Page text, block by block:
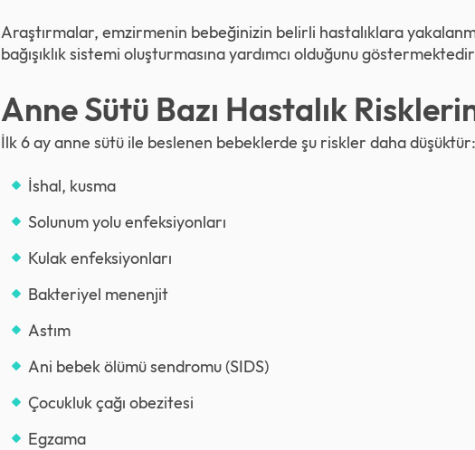
Araştırmalar, emzirmenin bebeğinizin belirli hastalıklara
bağışıklık sistemi oluşturmasına yardımcı olduğunu
Anne Sütü Bazı Hastalık
İlk 6 ay anne sütü ile beslenen bebeklerde şu riskler daha düşüktür:
İshal, kusma
Solunum yolu enfeksiyonları
Kulak enfeksiyonları
Bakteriyel menenjit
Astım
Ani bebek ölümü sendromu (SIDS)
Çocukluk çağı obezitesi
Egzama